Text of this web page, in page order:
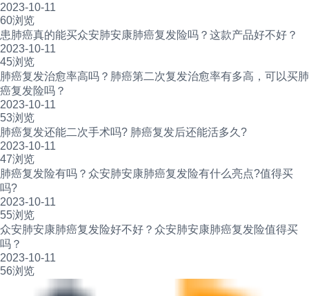
2023-10-11
60浏览
患肺癌真的能买众安肺安康肺癌复发险吗？这款产品好不好？
2023-10-11
45浏览
肺癌复发治愈率高吗？肺癌第二次复发治愈率有多高，可以买肺
癌复发险吗？
2023-10-11
53浏览
肺癌复发还能二次手术吗? 肺癌复发后还能活多久?
2023-10-11
47浏览
肺癌复发险有吗？众安肺安康肺癌复发险有什么亮点?值得买
吗?
2023-10-11
55浏览
众安肺安康肺癌复发险好不好？众安肺安康肺癌复发险值得买
吗？
2023-10-11
56浏览